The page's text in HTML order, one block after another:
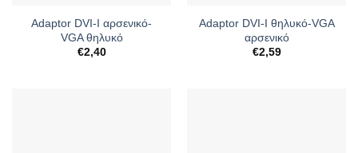
Adaptor DVI-I αρσενικό-
VGA θηλυκό
€2,40
Adaptor DVI-I θηλυκό-VGA
αρσενικό
€2,59